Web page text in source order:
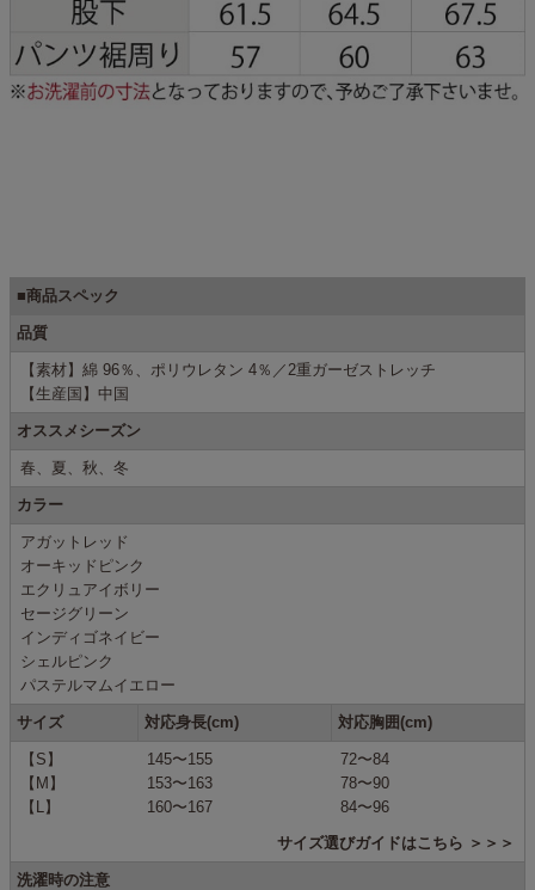
■商品スペック
品質
【素材】綿 96％、ポリウレタン 4％／2重ガーゼストレッチ
【生産国】中国
オススメシーズン
春、夏、秋、冬
カラー
アガットレッド
オーキッドピンク
エクリュアイボリー
セージグリーン
インディゴネイビー
シェルピンク
パステルマムイエロー
サイズ 対応身長(cm) 対応胸囲(cm)
【S】
【M】
【L】
145〜155
153〜163
160〜167
72〜84
78〜90
84〜96
サイズ選びガイドはこちら ＞＞＞
洗濯時の注意